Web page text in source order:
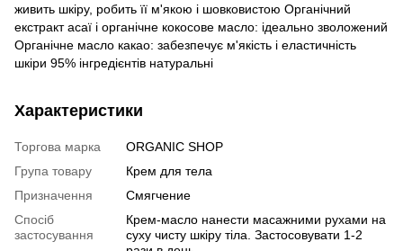
живить шкіру, робить її м'якою і шовковистою Органічний
екстракт асаї і органічне кокосове масло: ідеально зволожений
Органічне масло какао: забезпечує м'якість і еластичність
шкіри 95% інгредієнтів натуральні
Характеристики
Торгова марка
ORGANIC SHOP
Група товару
Крем для тела
Призначення
Смягчение
Спосіб
застосування
Крем-масло нанести масажними рухами на
суху чисту шкіру тіла. Застосовувати 1-2